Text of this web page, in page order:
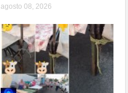
agosto 08, 2026